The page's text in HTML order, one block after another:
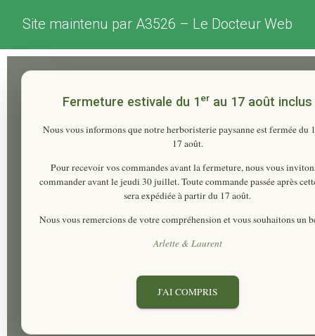
Site maintenu par A3526 – Le Docteur Web
Fermeture estivale du 1er au 17 août inclus
Nous vous informons que notre herboristerie paysanne est fermée du 1
17 août.
Pour recevoir vos commandes avant la fermeture, nous vous
commanderavant le jeudi 30 juillet. Toute commande passée après
sera expédiée à partir du 17 août.
Nous vous remercions de votre compréhension et vous souhaitons un
Arlette & Laurent
J'AI COMPRIS